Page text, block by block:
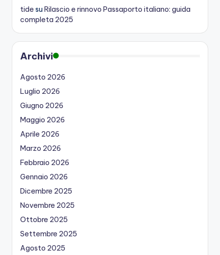
tide suRilascio e rinnovo Passaporto italiano: guida
completa 2025
Archivi
Agosto 2026
Luglio 2026
Giugno 2026
Maggio 2026
Aprile 2026
Marzo 2026
Febbraio 2026
Gennaio 2026
Dicembre 2025
Novembre 2025
Ottobre 2025
Settembre 2025
Agosto 2025